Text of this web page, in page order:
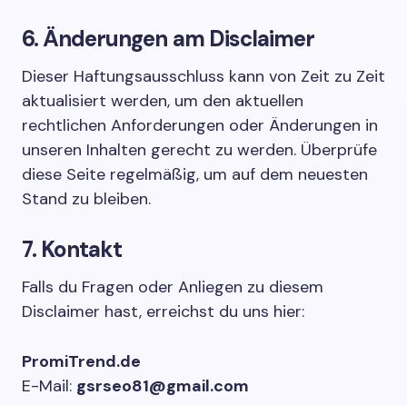
6. Änderungen am Disclaimer
Dieser Haftungsausschluss kann von Zeit zu Zeit
aktualisiert werden, um den aktuellen
rechtlichen Anforderungen oder Änderungen in
unseren Inhalten gerecht zu werden. Überprüfe
diese Seite regelmäßig, um auf dem neuesten
Stand zu bleiben.
7. Kontakt
Falls du Fragen oder Anliegen zu diesem
Disclaimer hast, erreichst du uns hier:
PromiTrend.de
E-Mail: gsrseo81@gmail.com